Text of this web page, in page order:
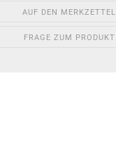
AUF DEN MERKZETTEL
FRAGE ZUM PRODUKT